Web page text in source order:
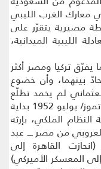
معارك الغرب الليبي
مصيرية يتقرّر على
الميدانية،
تركيا ومصر أكثر
بينهما، وأن خضوع
لم يخمد تطلّع
مصر إلى الريادة في الشرق. وكانت ثورة تموز/ يوليو 1952 بداية
النظام الملكي، بإرثه
من مصر ــــ عبد
القاهرة إلى
المعسكر الأميركي)